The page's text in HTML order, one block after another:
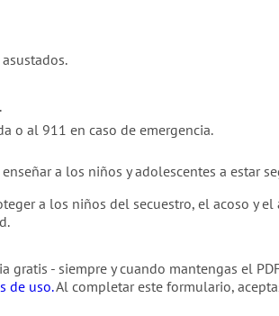
o al 911 en caso de emergencia.
a los niños y adolescentes a estar
a los niños del secuestro, el acoso y el
- siempre y cuando mantengas el PDF
de uso.Al completar este formulario,